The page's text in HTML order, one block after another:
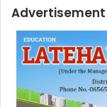
Advertisement